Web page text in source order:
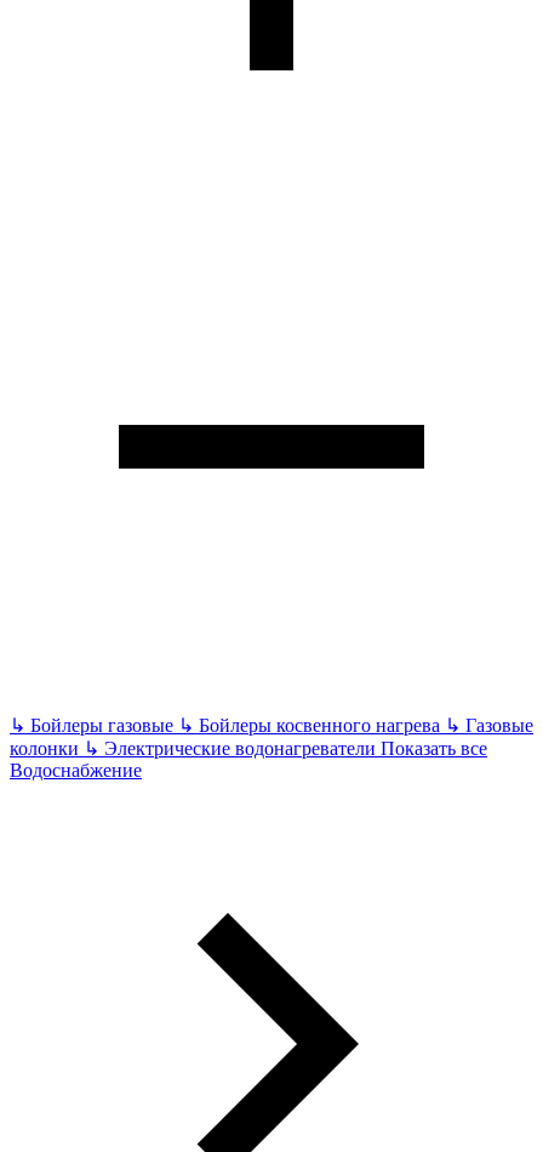
↳ Бойлеры газовые ↳ Бойлеры косвенного нагрева ↳ Газовые
колонки ↳ Электрические водонагреватели Показать все
Водоснабжение